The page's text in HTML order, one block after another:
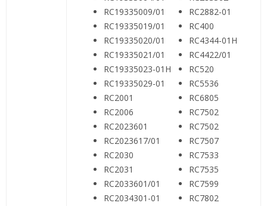
RC19335009/01
RC19335019/01
RC19335020/01
RC19335021/01
RC19335023-01H
RC19335029-01
RC2001
RC2006
RC2023601
RC2023617/01
RC2030
RC2031
RC2033601/01
RC2034301-01
RC2882-01
RC400
RC4344-01H
RC4422/01
RC520
RC5536
RC6805
RC7502
RC7502
RC7507
RC7533
RC7535
RC7599
RC7802